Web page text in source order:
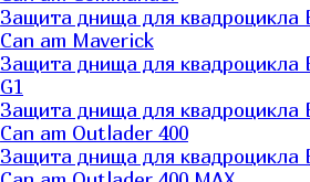
Защита днища для квадроцикла
Can am Maverick
Защита днища для квадроцикла
G1
Защита днища для квадроцикла
Can am Outlader 400
Защита днища для квадроцикла